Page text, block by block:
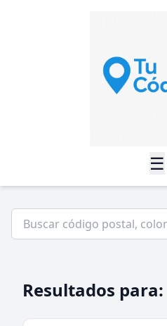
☰
Resultados para: